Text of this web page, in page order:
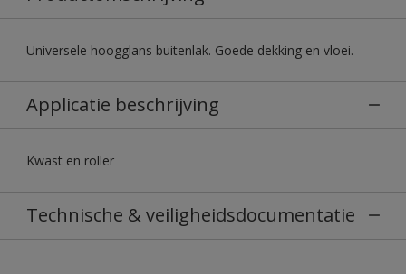
Universele hoogglans buitenlak. Goede dekking en vloei.
Applicatie beschrijving
Kwast en roller
Technische & veiligheidsdocumentatie